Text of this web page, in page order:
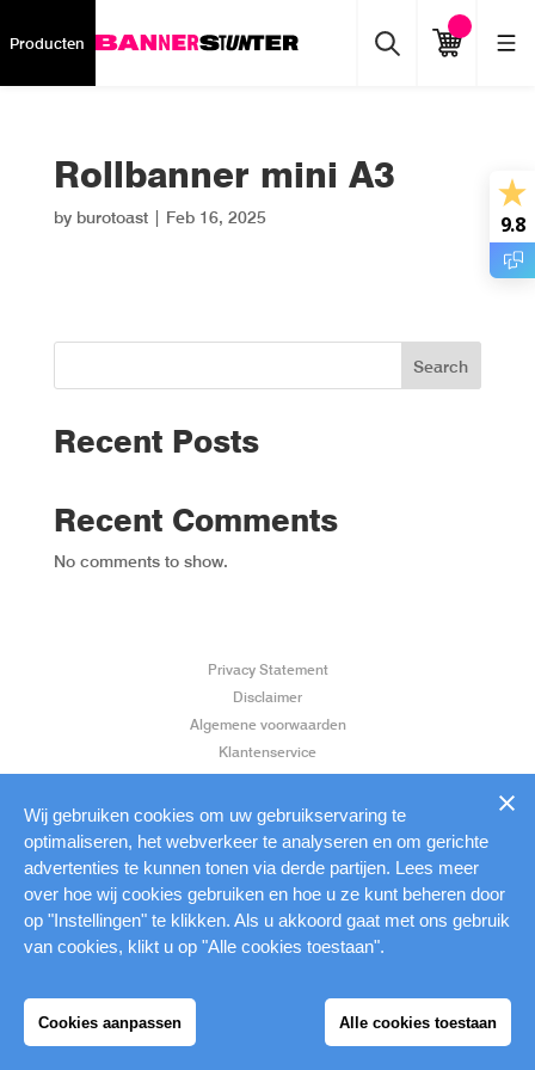
Producten
Rollbanner mini A3
by burotoast| Feb 16, 2025
Search
Recent Posts
Recent Comments
No comments to show.
Privacy Statement
Disclaimer
Algemene voorwaarden
Klantenservice
Aanleverspecificaties
9.8
Wij gebruiken cookies om uw gebruikservaring te
optimaliseren, het webverkeer te analyseren en om gerichte
advertenties te kunnen tonen via derde partijen. Lees meer
over hoe wij cookies gebruiken en hoe u ze kunt beheren door
op "Instellingen" te klikken. Als u akkoord gaat met ons gebruik
van cookies, klikt u op "Alle cookies toestaan".
Cookies aanpassen Alle cookies toestaan